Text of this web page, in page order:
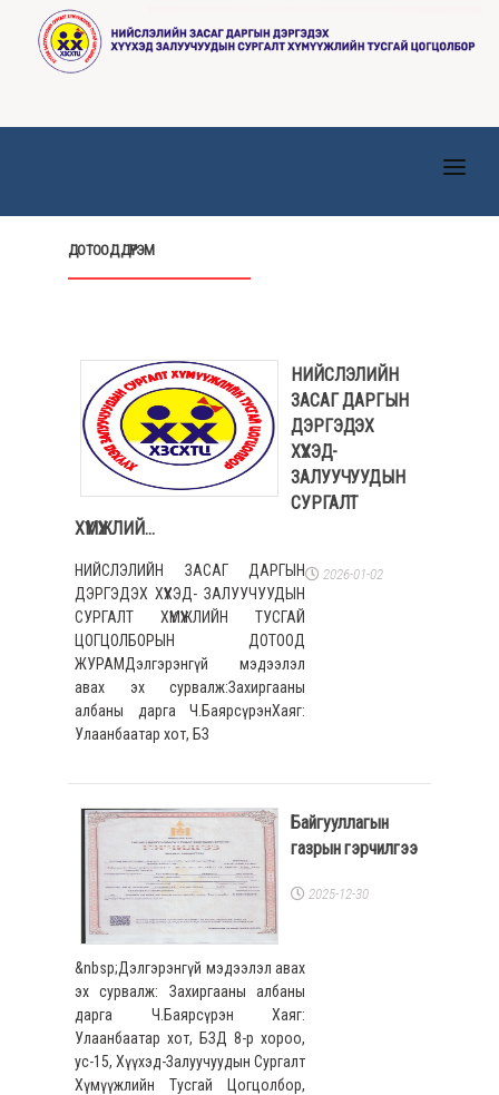
ТАНИЛЦУУЛГА
ТӨВҮҮД
ХҮНИЙ НӨӨЦ
ХУУЛЬ ЭРХ ЗҮЙ
ДОТООД ДҮРЭМ
НИЙСЛЭЛИЙН
ЗАСАГ ДАРГЫН
ДЭРГЭДЭХ
ХҮҮХЭД-
ЗАЛУУЧУУДЫН
СУРГАЛТ
ХҮМҮҮЖЛИЙ...
2026-01-02
НИЙСЛЭЛИЙН ЗАСАГ ДАРГЫН
ДЭРГЭДЭХ ХҮҮХЭД- ЗАЛУУЧУУДЫН
СУРГАЛТ ХҮМҮҮЖЛИЙН ТУСГАЙ
ЦОГЦОЛБОРЫН ДОТООД
ЖУРАМДэлгэрэнгүй мэдээлэл
авах эх сурвалж:Захиргааны
албаны дарга Ч.БаярсүрэнХаяг:
Улаанбаатар хот, БЗ
Байгууллагын
газрын гэрчилгээ
2025-12-30
&nbsp;Дэлгэрэнгүй мэдээлэл авах
эх сурвалж: Захиргааны албаны
дарга Ч.Баярсүрэн Хаяг:
Улаанбаатар хот, БЗД 8-р хороо,
ус-15, Хүүхэд-Залуучуудын Сургалт
Хүмүүжлийн Тусгай Цогцолбор,